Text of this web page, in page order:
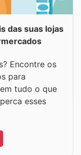
das suas lojas
Encontre os
para
tudo o que
esses